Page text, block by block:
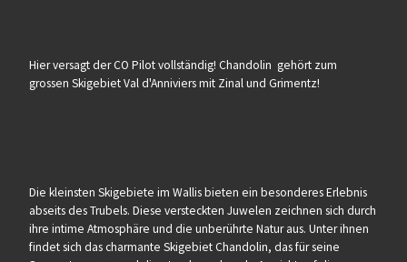
Hier versagt der CO Pilot vollständig! Chandolin gehört zum
grossen Skigebiet Val d'Anniviers mit Zinal und Grimentz!
Die kleinsten Skigebiete im Wallis bieten ein besonderes Erlebnis
abseits des Trubels. Diese versteckten Juwelen zeichnen sich durch
ihre intime Atmosphäre und die unberührte Natur aus. Unter ihnen
findet sich das charmante Skigebiet Chandolin, das für seine